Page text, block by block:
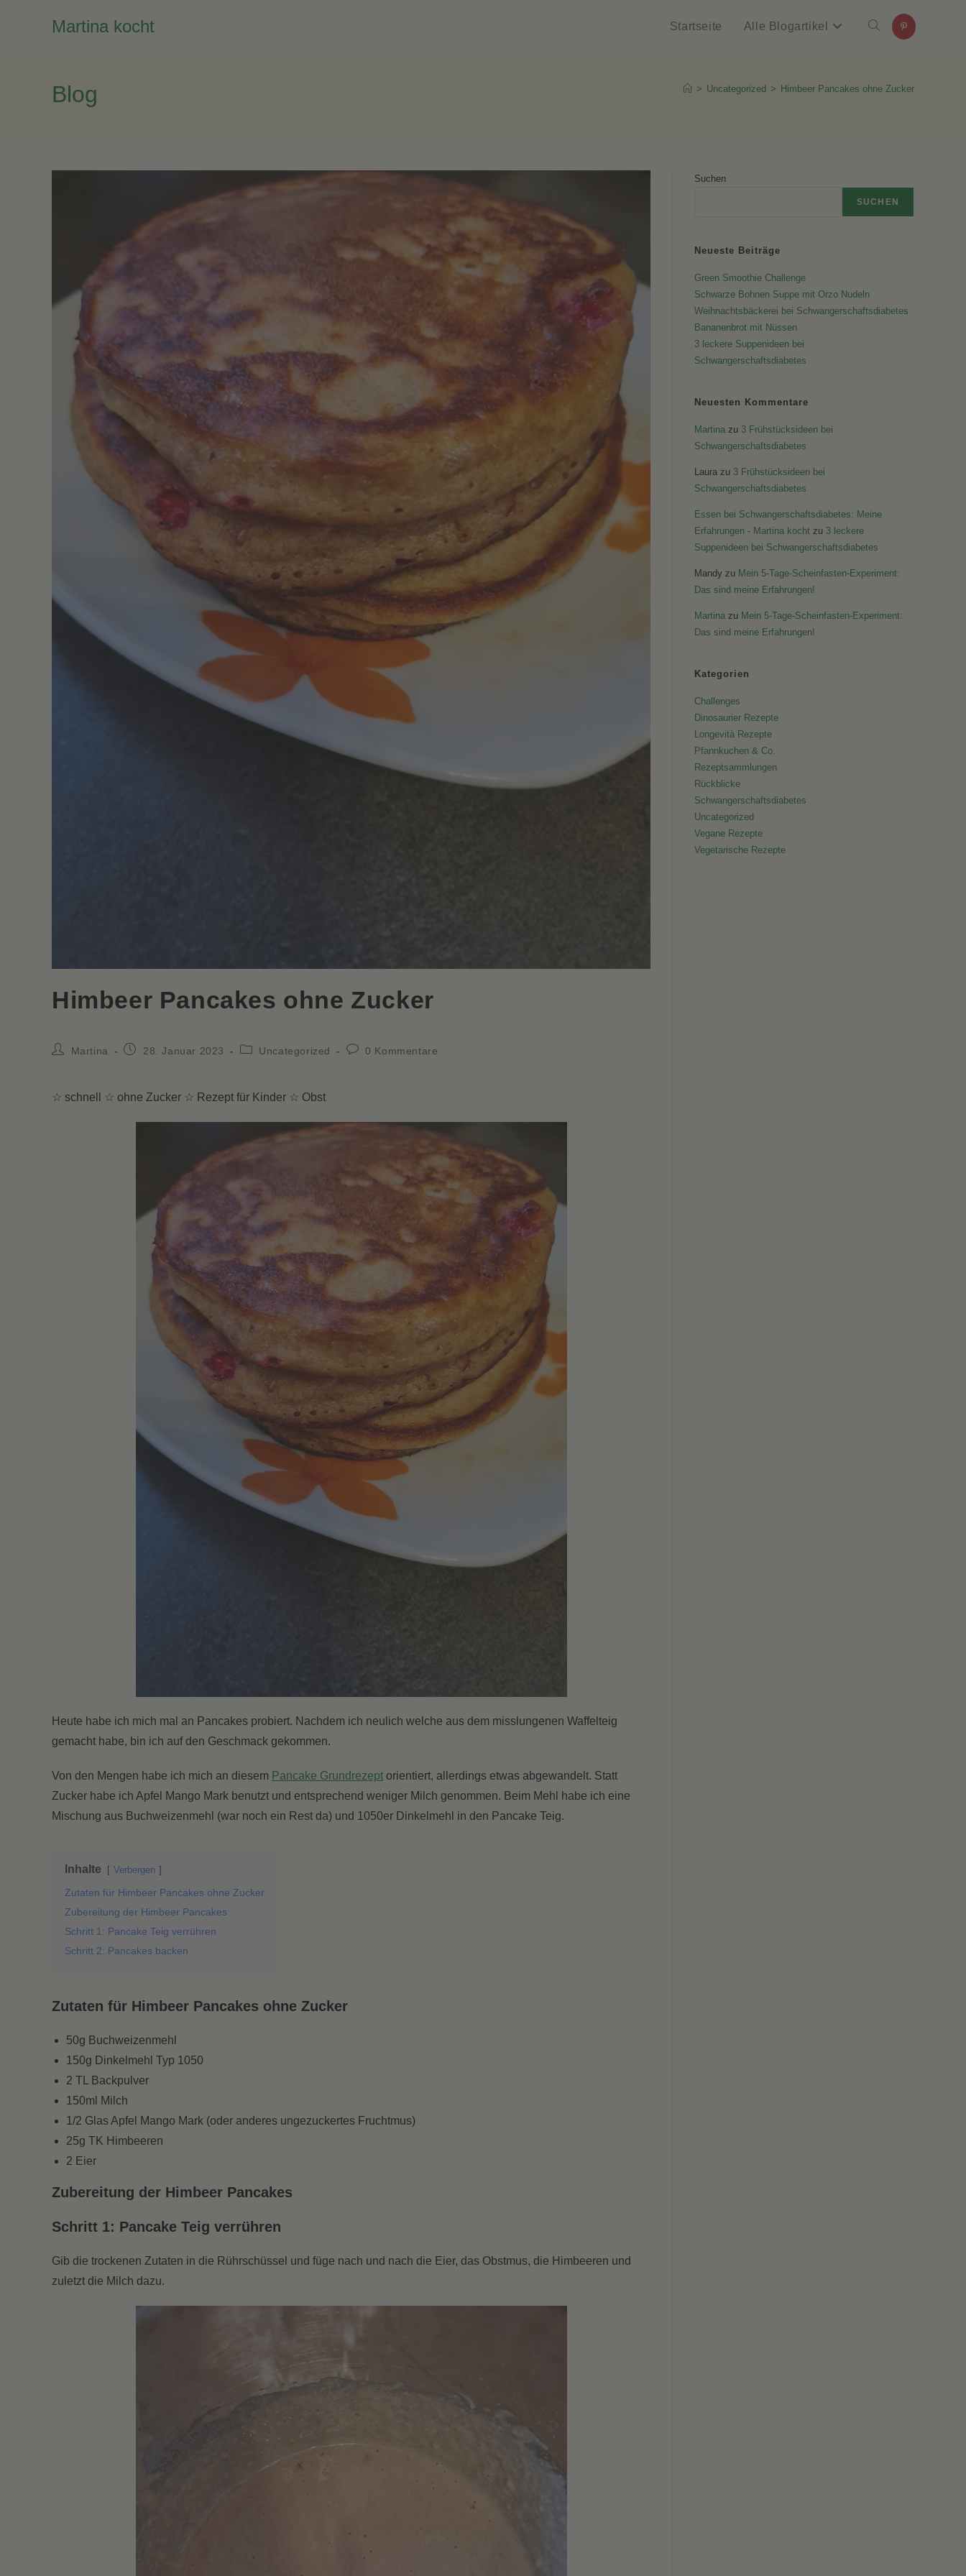
Martina kocht Startseite Alle Blogartikel Website-
Blog > Uncategorized > Himbeer Pancakes ohne Zucker
Himbeer Pancakes ohne Zucker
Beitrags-
Martina
Beitrag28. Januar 2023
Beitrags-
Uncategorized
Beitrags-
0 Kommentare
☆ schnell ☆ ohne Zucker ☆ Rezept für Kinder ☆ Obst
Heute habe ich mich mal an Pancakes probiert. Nachdem ich neulich welche aus dem misslungenen Waffelteig
gemacht habe, bin ich auf den Geschmack gekommen.
Von den Mengen habe ich mich an diesem Pancake Grundrezept orientiert, allerdings etwas abgewandelt. Statt
Zucker habe ich Apfel Mango Mark benutzt und entsprechend weniger Milch genommen. Beim Mehl habe ich eine
Mischung aus Buchweizenmehl (war noch ein Rest da) und 1050er Dinkelmehl in den Pancake Teig.
Inhalte Verbergen
Zutaten für Himbeer Pancakes ohne Zucker
Zubereitung der Himbeer Pancakes
Schritt 1: Pancake Teig verrühren
Schritt 2: Pancakes backen
Zutaten für Himbeer Pancakes ohne Zucker
50g Buchweizenmehl
150g Dinkelmehl Typ 1050
2 TL Backpulver
150ml Milch
1/2 Glas Apfel Mango Mark (oder anderes ungezuckertes Fruchtmus)
25g TK Himbeeren
2 Eier
Zubereitung der Himbeer Pancakes
Schritt 1: Pancake Teig verrühren
Gib die trockenen Zutaten in die Rührschüssel und füge nach und nach die Eier, das Obstmus, die Himbeeren und
zuletzt die Milch dazu.
Suchen
SUCHEN
Neueste Beiträge
Green Smoothie Challenge
Schwarze Bohnen Suppe mit Orzo Nudeln
Weihnachtsbäckerei bei Schwangerschaftsdiabetes
Bananenbrot mit Nüssen
3 leckere Suppenideen bei
Schwangerschaftsdiabetes
Neuesten Kommentare
Martina zu 3 Frühstücksideen bei
Schwangerschaftsdiabetes
Laura zu 3 Frühstücksideen bei
Schwangerschaftsdiabetes
Essen bei Schwangerschaftsdiabetes: Meine
Erfahrungen - Martina kocht zu 3 leckere
Suppenideen bei Schwangerschaftsdiabetes
Mandy zu Mein 5-Tage-Scheinfasten-Experiment:
Das sind meine Erfahrungen!
Martina zu Mein 5-Tage-Scheinfasten-Experiment:
Das sind meine Erfahrungen!
Kategorien
Challenges
Dinosaurier Rezepte
Longevità Rezepte
Pfannkuchen & Co.
Rezeptsammlungen
Rückblicke
Schwangerschaftsdiabetes
Uncategorized
Vegane Rezepte
Vegetarische Rezepte